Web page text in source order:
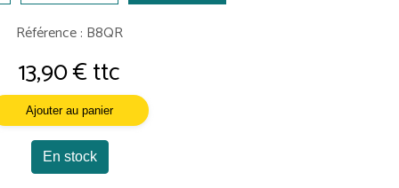
Référence : B8QR
13,90 € ttc
Ajouter au panier
En stock